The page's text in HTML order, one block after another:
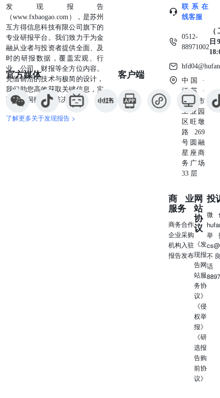
构（以下简称“该个人或机构”）发送本报告，则由该个人或
机构独自为此发送行为负责。通过此途径获得本报告的投资
者应自行联系该个人或机构以要求获悉更详细信息或进而交
易本报告中提及的期货品种。本报告不构成本公司向该个人
或机构之客户提供的投资建议，本公司、本公司员工或者关
联机构亦不为该个人或机构之客户因使用本报告或报告所载
内容引起的任何损失承担任何责任。 除非另有说明，本报
告中使用的所有商标、服务标记及标记均为国君期货所有或
经合法授权被许可使用 的商标、服务标记及标记，未经国
君期货或商标所有权人的书面许可，任何单位或个人不得使
用该商标、服务标记及标记。 请务必阅读正文之后的免责
条款部分
发现报告
（www.fxbaogao.com），是苏州
互方得信息科技有限公司旗下的
专业研报平台。我们致力于为金
融从业者与投资者提供全面、及
时的研报数据，覆盖宏观、行
业、公司、财报等全方位内容。
凭借前沿的技术与极简的设计，
我们助您高效获取关键信息，实
现深度洞察与精准决策。
了解更多关于发现报告 >
官方媒体 客户端
联系在
线客服
0512-
88971002
日
中国 ·
江苏 ·
苏州市
工业园
区旺墩
路269
号圆融
星座商
务广场
33 层
商业
服务
商务合作
企业采购
机构入驻
报告发布
网
站
协
议
《发
现报
告网
站服
务协
议》
《侵
权举
报》
《研
选报
告购
前协
议》
投
微
举
不